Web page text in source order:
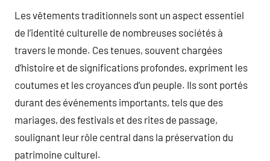
Les vêtements traditionnels sont un aspect essentiel
de l’identité culturelle de nombreuses sociétés à
travers le monde. Ces tenues, souvent chargées
d’histoire et de significations profondes, expriment les
coutumes et les croyances d’un peuple. Ils sont portés
durant des événements importants, tels que des
mariages, des festivals et des rites de passage,
soulignant leur rôle central dans la préservation du
patrimoine culturel.